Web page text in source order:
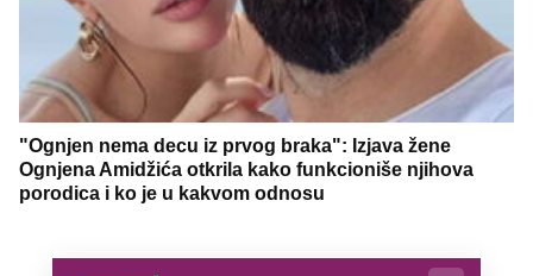
"Ognjen nema decu iz prvog braka": Izjava žene
Ognjena Amidžića otkrila kako funkcioniše njihova
porodica i ko je u kakvom odnosu